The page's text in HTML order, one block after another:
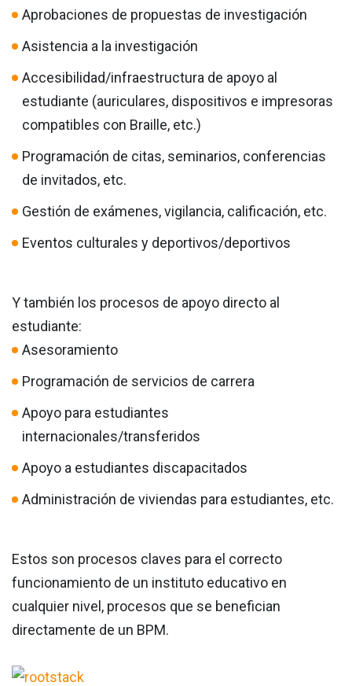
Aprobaciones de propuestas de investigación
Asistencia a la investigación
Accesibilidad/infraestructura de apoyo al
estudiante (auriculares, dispositivos e impresoras
compatibles con Braille, etc.)
Programación de citas, seminarios, conferencias
de invitados, etc.
Gestión de exámenes, vigilancia, calificación, etc.
Eventos culturales y deportivos/deportivos
Y también los procesos de apoyo directo al
estudiante:
Asesoramiento
Programación de servicios de carrera
Apoyo para estudiantes
internacionales/transferidos
Apoyo a estudiantes discapacitados
Administración de viviendas para estudiantes, etc.
Estos son procesos claves para el correcto
funcionamiento de un instituto educativo en
cualquier nivel, procesos que se benefician
directamente de un BPM.